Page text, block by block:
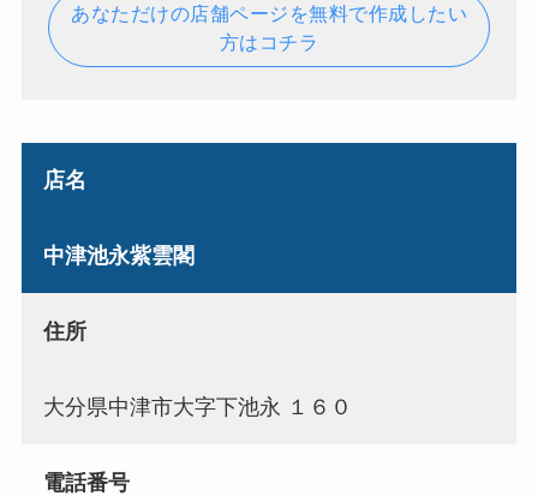
あなただけの店舗ページを無料で作成したい
方はコチラ
店名
中津池永紫雲閣
住所
大分県中津市大字下池永 １６０
電話番号